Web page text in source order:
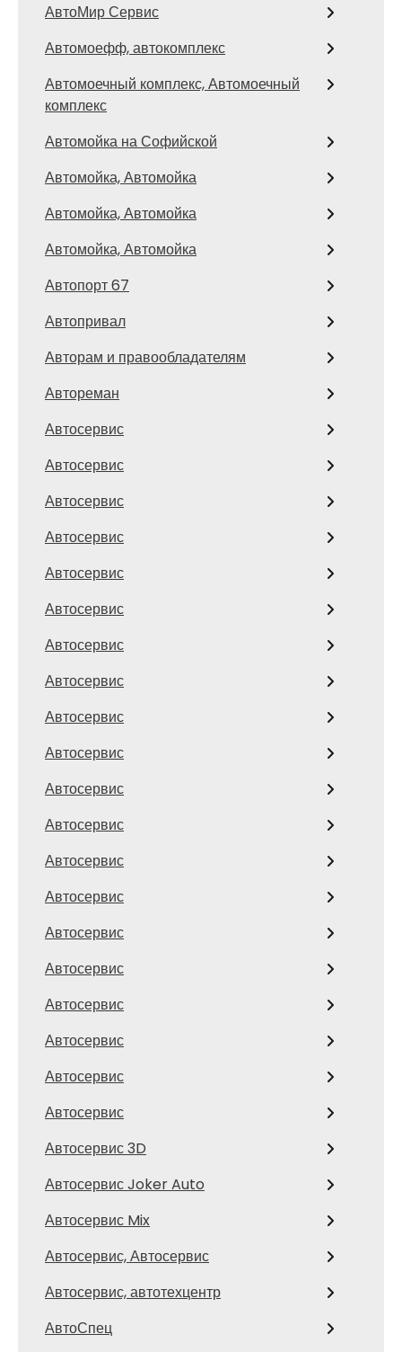
АвтоМир Сервис
Автомоефф, автокомплекс
Автомоечный комплекс, Автомоечный
комплекс
Автомойка на Софийской
Автомойка, Автомойка
Автомойка, Автомойка
Автомойка, Автомойка
Автопорт 67
Автопривал
Авторам и правообладателям
Автореман
Автосервис
Автосервис
Автосервис
Автосервис
Автосервис
Автосервис
Автосервис
Автосервис
Автосервис
Автосервис
Автосервис
Автосервис
Автосервис
Автосервис
Автосервис
Автосервис
Автосервис
Автосервис
Автосервис
Автосервис
Автосервис 3D
Автосервис Joker Auto
Автосервис Mix
Автосервис, Автосервис
Автосервис, автотехцентр
АвтоСпец